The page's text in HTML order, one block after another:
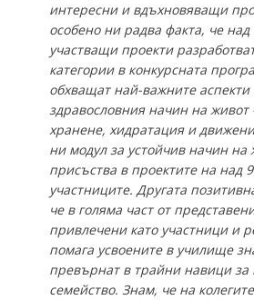
интересни и вдъхновяващи
особено ни радва факта, че над
участващи проекти
категории в конкурсната
обхващат най-важните аспекти
здравословния начин на живот
хранене, хидратация и
ни модул за устойчив начин на
присъства в проектите на над
участниците. Другата
че в голяма част от
привлечени като участници и
помага усвоените в училище
превърнат в трайни навици за
семейство. Знам, че на